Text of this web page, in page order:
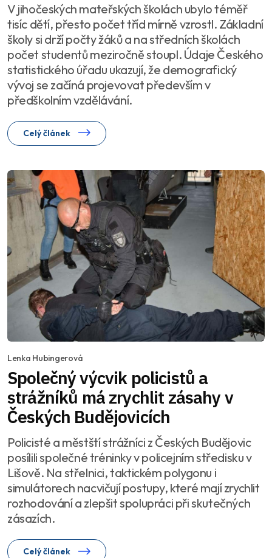
V jihočeských mateřských školách ubylo téměř
tisíc dětí, přesto počet tříd mírně vzrostl. Základní
školy si drží počty žáků a na středních školách
počet studentů meziročně stoupl. Údaje Českého
statistického úřadu ukazují, že demografický
vývoj se začíná projevovat především v
předškolním vzdělávání.
Celý článek
Lenka Hubingerová
Společný výcvik policistů a
strážníků má zrychlit zásahy v
Českých Budějovicích
Policisté a městští strážníci z Českých Budějovic
posílili společné tréninky v policejním středisku v
Lišově. Na střelnici, taktickém polygonu i
simulátorech nacvičují postupy, které mají zrychlit
rozhodování a zlepšit spolupráci při skutečných
zásazích.
Celý článek